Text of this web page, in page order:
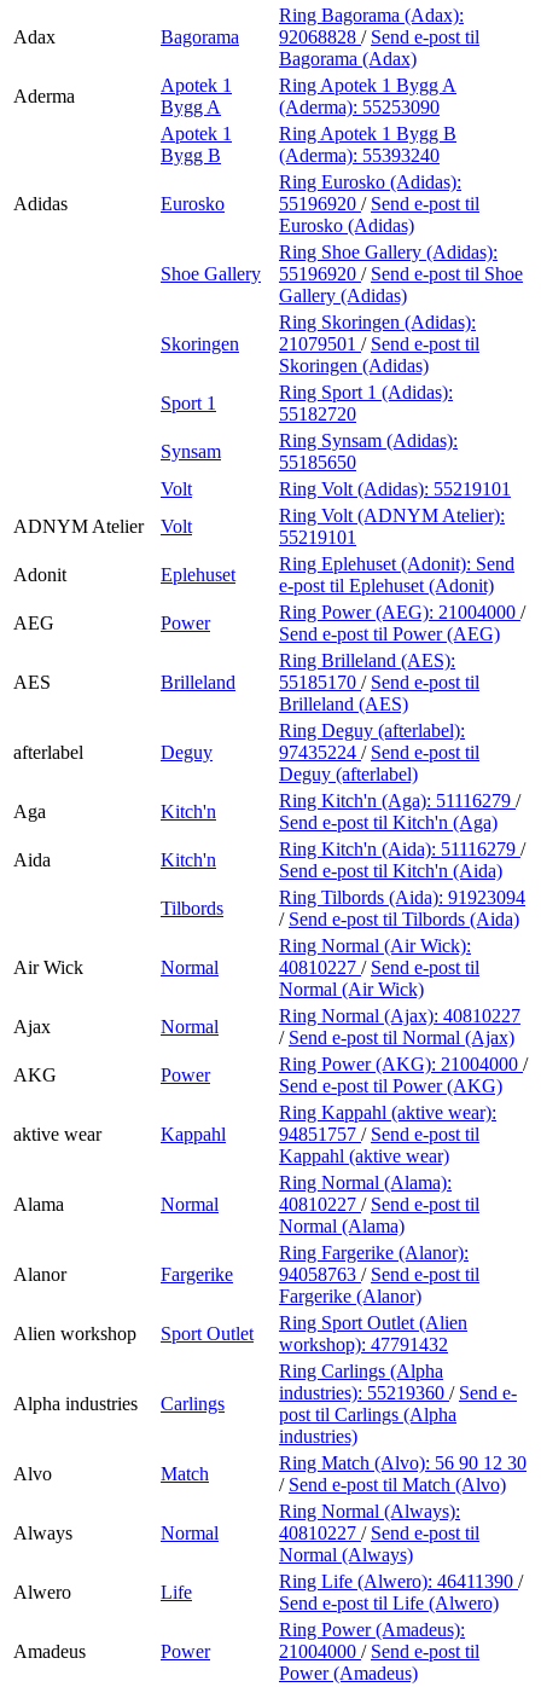
Adax Bagorama
Ring Bagorama (Adax):
92068828 / Send e-post til
Bagorama (Adax)
Aderma
Apotek 1
Bygg A
Ring Apotek 1 Bygg A
(Aderma): 55253090
Apotek 1
Bygg B
Ring Apotek 1 Bygg B
(Aderma): 55393240
Adidas Eurosko
Ring Eurosko (Adidas):
55196920 / Send e-post til
Eurosko (Adidas)
Shoe Gallery
Ring Shoe Gallery (Adidas):
55196920 / Send e-post til Shoe
Gallery (Adidas)
Skoringen
Ring Skoringen (Adidas):
21079501 / Send e-post til
Skoringen (Adidas)
Sport 1
Ring Sport 1 (Adidas):
55182720
Synsam
Ring Synsam (Adidas):
55185650
Volt
Ring Volt (Adidas): 55219101
ADNYM Atelier
Volt
Ring Volt (ADNYM Atelier):
55219101
Adonit
Eplehuset
Ring Eplehuset (Adonit): Send
e-post til Eplehuset (Adonit)
AEG
Power
Ring Power (AEG): 21004000 /
Send e-post til Power (AEG)
AES Brilleland
Ring Brilleland (AES):
55185170 / Send e-post til
Brilleland (AES)
afterlabel Deguy
Ring Deguy (afterlabel):
97435224 / Send e-post til
Deguy (afterlabel)
Aga
Kitch'n
Ring Kitch'n (Aga): 51116279 /
Send e-post til Kitch'n (Aga)
Aida
Kitch'n
Ring Kitch'n (Aida): 51116279 /
Send e-post til Kitch'n (Aida)
Tilbords
Ring Tilbords (Aida): 91923094
/ Send e-post til Tilbords (Aida)
Air Wick Normal
Ring Normal (Air Wick):
40810227 / Send e-post til
Normal (Air Wick)
Ajax
Normal
Ring Normal (Ajax): 40810227
/ Send e-post til Normal (Ajax)
AKG
Power
Ring Power (AKG): 21004000 /
Send e-post til Power (AKG)
aktive wear Kappahl
Ring Kappahl (aktive wear):
94851757 / Send e-post til
Kappahl (aktive wear)
Alama Normal
Ring Normal (Alama):
40810227 / Send e-post til
Normal (Alama)
Alanor Fargerike
Ring Fargerike (Alanor):
94058763 / Send e-post til
Fargerike (Alanor)
Alien workshop
Sport Outlet
Ring Sport Outlet (Alien
workshop): 47791432
Alpha industries Carlings
Ring Carlings (Alpha
industries): 55219360 / Send e-
post til Carlings (Alpha
industries)
Alvo
Match
Ring Match (Alvo): 56 90 12 30
/ Send e-post til Match (Alvo)
Always Normal
Ring Normal (Always):
40810227 / Send e-post til
Normal (Always)
Alwero
Life
Ring Life (Alwero): 46411390 /
Send e-post til Life (Alwero)
Amadeus Power
Ring Power (Amadeus):
21004000 / Send e-post til
Power (Amadeus)